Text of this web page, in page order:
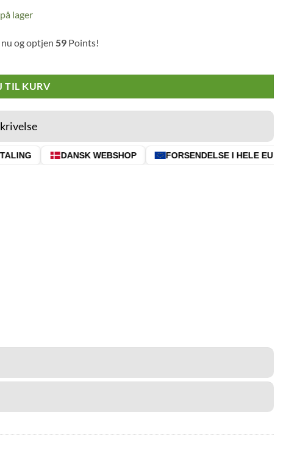
lager
og optjen 59Points!
TIL KURV
DANSK WEBSHOP FORSENDELSE I HELE EU